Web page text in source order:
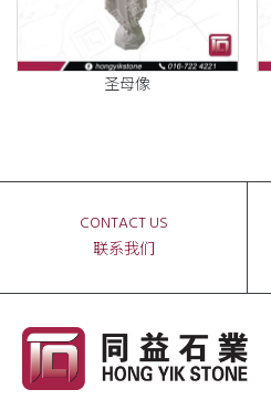
圣母像
CONTACT US
联系我们